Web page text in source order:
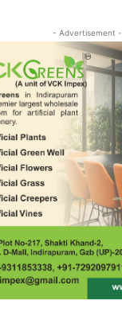
- Advertisement -